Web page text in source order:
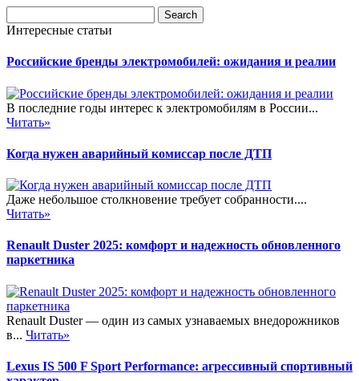
Интересные статьи
Российские бренды электромобилей: ожидания и реалии
В последние годы интерес к электромобилям в России...
Читать»
Когда нужен аварийный комиссар после ДТП
Даже небольшое столкновение требует собранности....
Читать»
Renault Duster 2025: комфорт и надежность обновленного
паркетника
Renault Duster — один из самых узнаваемых внедорожников
в... Читать»
Lexus IS 500 F Sport Performance: агрессивный спортивный